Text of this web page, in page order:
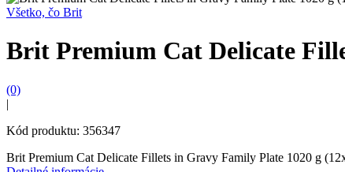
Všetko, čo Brit
Brit Premium Cat Delicate
(0)
|
Kód produktu: 356347
Brit Premium Cat Delicate Fillets in Gravy Family Plate 1020 g